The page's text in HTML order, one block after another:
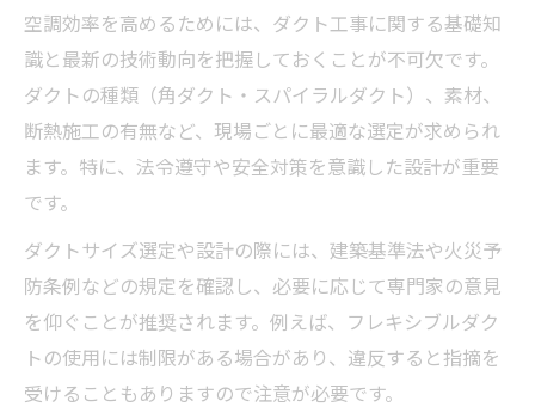
空調効率を高めるためには、ダクト工事に関する基礎知
識と最新の技術動向を把握しておくことが不可欠です。
ダクトの種類（角ダクト・スパイラルダクト）、素材、
断熱施工の有無など、現場ごとに最適な選定が求められ
ます。特に、法令遵守や安全対策を意識した設計が重要
です。
ダクトサイズ選定や設計の際には、建築基準法や火災予
防条例などの規定を確認し、必要に応じて専門家の意見
を仰ぐことが推奨されます。例えば、フレキシブルダク
トの使用には制限がある場合があり、違反すると指摘を
受けることもありますので注意が必要です。